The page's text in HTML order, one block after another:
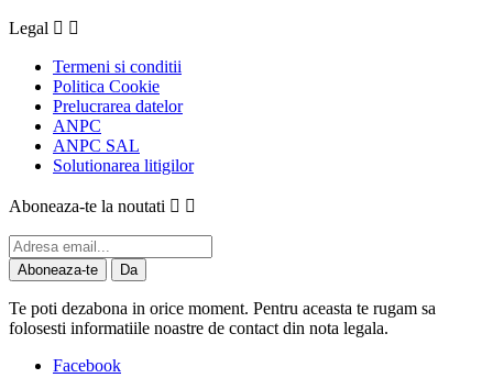
Legal  
Termeni si conditii
Politica Cookie
Prelucrarea datelor
ANPC
ANPC SAL
Solutionarea litigilor
Aboneaza-te la noutati  
Te poti dezabona in orice moment. Pentru aceasta te rugam sa
folosesti informatiile noastre de contact din nota legala.
Facebook